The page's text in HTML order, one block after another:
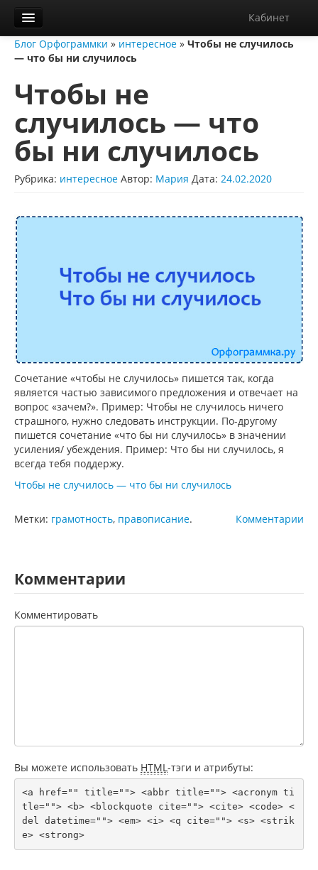
Кабинет
Орфограммка
Блог
О нас
Контакты
Справка
Диктанты
Блог Орфограммки » интересное » Чтобы не случилось
— что бы ни случилось
Чтобы не
случилось — что
бы ни случилось
Рубрика: интересное Автор: Мария Дата: 24.02.2020
Сочетание «чтобы не случилось» пишется так, когда
является частью зависимого предложения и отвечает на
вопрос «зачем?». Пример: Чтобы не случилось ничего
страшного, нужно следовать инструкции. По-другому
пишется сочетание «что бы ни случилось» в значении
усиления/ убеждения. Пример: Что бы ни случилось, я
всегда тебя поддержу.
Чтобы не случилось — что бы ни случилось
Комментарии
Метки: грамотность, правописание.
Комментарии
Комментировать
Вы можете использовать HTML -тэги и атрибуты:
<a href="" title=""> <abbr title=""> <acronym ti
tle=""> <b> <blockquote cite=""> <cite> <code> <
del datetime=""> <em> <i> <q cite=""> <s> <strik
e> <strong>